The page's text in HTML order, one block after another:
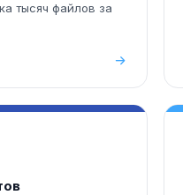
тысяч файлов за